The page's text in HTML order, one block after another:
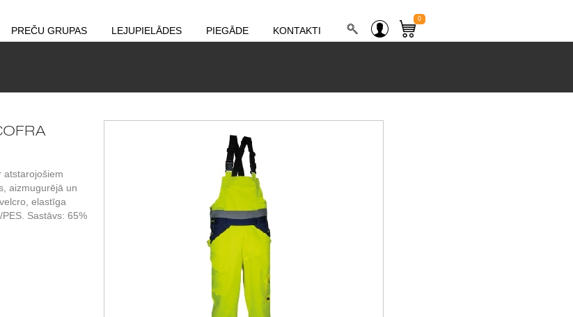
PREČU GRUPAS LEJUPIELĀDES PIEGĀDE KONTAKTI
0
atstarojošiem
aizmugurējā un
elastīga
Sastāvs: 65%